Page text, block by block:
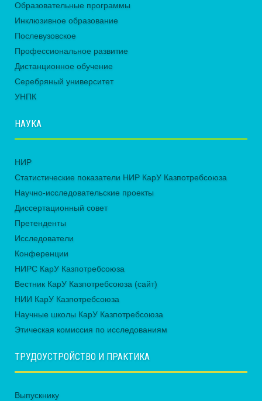
Образовательные программы
Инклюзивное образование
Послевузовское
Профессиональное развитие
Дистанционное обучение
Серебряный университет
УНПК
НАУКА
НИР
Статистические показатели НИР КарУ Казпотребсоюза
Научно-исследовательские проекты
Диссертационный совет
Претенденты
Исследователи
Конференции
НИРС КарУ Казпотребсоюза
Вестник КарУ Казпотребсоюза (сайт)
НИИ КарУ Казпотребсоюза
Научные школы КарУ Казпотребсоюза
Этическая комиссия по исследованиям
ТРУДОУСТРОЙСТВО И ПРАКТИКА
Выпускнику